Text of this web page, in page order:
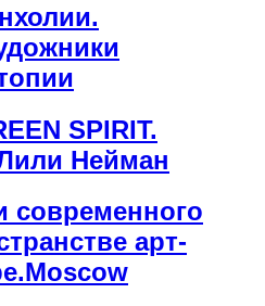
SPIRIT.
Нейман
современного
арт-